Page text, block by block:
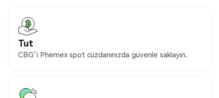
Tut
CBG’i Phemex spot cüzdanınızda güvenle saklayın.